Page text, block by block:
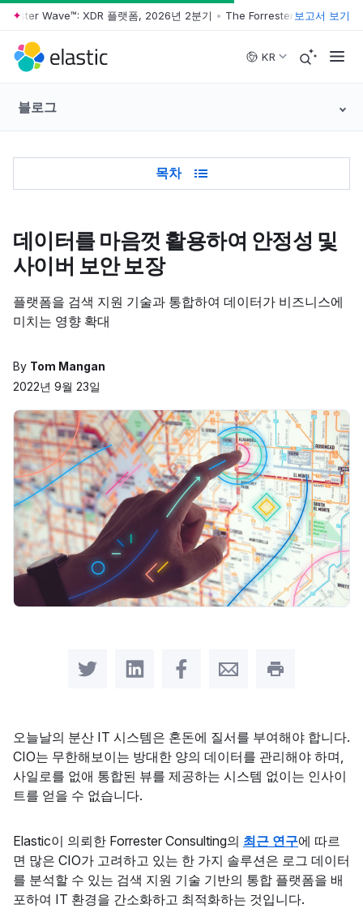
Skip to main content
Wave™: XDR 플랫폼, 2026년 2분기 • The Forrester Wave™: XDR
보고서 보기
KR
블로그
Table of Contents
목차
데이터를 마음껏 활용하여 안정성 및
사이버 보안 보장
플랫폼을 검색 지원 기술과 통합하여 데이터가 비즈니스에
미치는 영향 확대
By Tom Mangan
2022년 9월 23일
Share on TwitterShare on LinkedIn
Share on Facebook
Share by Email
Print this
오늘날의 분산 IT 시스템은 혼돈에 질서를 부여해야 합니다.
CIO는 무한해보이는 방대한 양의 데이터를 관리해야 하며,
사일로를 없애 통합된 뷰를 제공하는 시스템 없이는 인사이
트를 얻을 수 없습니다.
Elastic이 의뢰한 Forrester Consulting의 최근 연구에 따르
면 많은 CIO가 고려하고 있는 한 가지 솔루션은 로그 데이터
를 분석할 수 있는 검색 지원 기술 기반의 통합 플랫폼을 배
포하여 IT 환경을 간소화하고 최적화하는 것입니다.